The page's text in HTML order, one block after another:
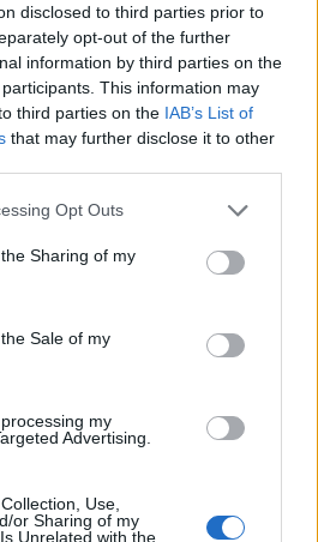
disclosed to third parties prior to
opt-out of the further
information by third parties on the
participants. This information may
third parties on the IAB’s List of
that may further disclose it to other
Opt Outs
Sharing of my
Sale of my
my
Advertising.
Use,
or Sharing of my
Unrelated with the
varmt vatten för att spola bort
är viktigt att följa anvisningarna på
försiktig när du hanterar kemikalier.
kan det vara bäst att kontakta en
för att få hjälp.
kök husmorstips
i köket finns det några
innan du kontaktar en rörmokare.
eller avloppsrensare
upp blockeringen.
och vinäger och hälla det i
Låt det verka en stund och